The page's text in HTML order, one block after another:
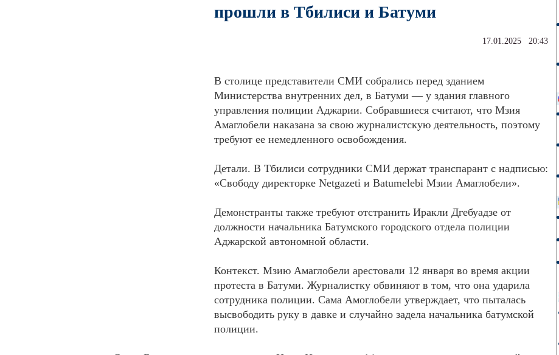
прошли в Тбилиси и Батуми
17.01.2025 20:43
В столице представители СМИ собрались перед зданием
Министерства внутренних дел, в Батуми — у здания главного
управления полиции Аджарии. Собравшиеся считают, что Мзия
Амаглобели наказана за свою журналистскую деятельность, поэтому
требуют ее немедленного освобождения.
Детали. В Тбилиси сотрудники СМИ держат транспарант с надписью:
«Свободу директорке Netgazeti и Batumelebi Мзии Амаглобели».
Демонстранты также требуют отстранить Иракли Дгебуадзе от
должности начальника Батумского городского отдела полиции
Аджарской автономной области.
Контекст. Мзию Амаглобели арестовали 12 января во время акции
протеста в Батуми. Журналистку обвиняют в том, что она ударила
сотрудника полиции. Сама Амоглобели утверждает, что пыталась
высвободить руку в давке и случайно задела начальника батумской
полиции.